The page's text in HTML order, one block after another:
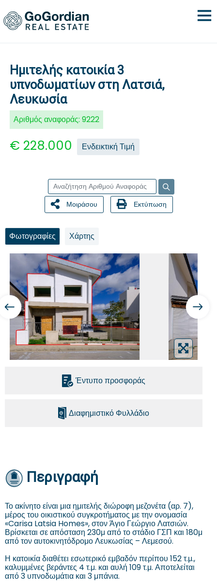
Ημιτελής κατοικία 3
υπνοδωματίων στη Λατσιά,
Λευκωσία
Αριθμός αναφοράς: 9222
€ 228.000 Ενδεικτική Τιμή
Μοιράσου Εκτύπωση
Φωτογραφίες Χάρτης
Έντυπο προσφοράς
Διαφημιστικό Φυλλάδιο
Περιγραφή
Το ακίνητο είναι μια ημιτελής διώροφη μεζονέτα (αρ. 7),
μέρος του οικιστικού συγκροτήματος με την ονομασία
«Carisa Latsia Homes», στον Άγιο Γεώργιο Λατσιών.
Βρίσκεται σε απόσταση 230μ από το στάδιο ΓΣΠ και 180μ
από τον αυτοκινητόδρομο Λευκωσίας – Λεμεσού.
Η κατοικία διαθέτει εσωτερικό εμβαδόν περίπου 152 τ.μ.,
καλυμμένες βεράντες 4 τ.μ. και αυλή 109 τ.μ. Αποτελείται
από 3 υπνοδωμάτια και 3 μπάνια.